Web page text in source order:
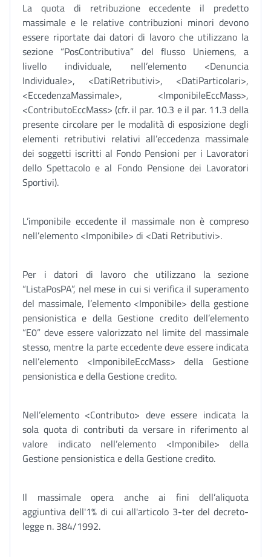
La quota di retribuzione eccedente il predetto
massimale e le relative contribuzioni minori devono
essere riportate dai datori di lavoro che utilizzano la
sezione “PosContributiva” del flusso Uniemens, a
livello individuale, nell’elemento <Denuncia
Individuale>, <DatiRetributivi>, <DatiParticolari>,
<EccedenzaMassimale>, <ImponibileEccMass>,
<ContributoEccMass> (cfr. il par. 10.3 e il par. 11.3 della
presente circolare per le modalità di esposizione degli
elementi retributivi relativi all’eccedenza massimale
dei soggetti iscritti al Fondo Pensioni per i Lavoratori
dello Spettacolo e al Fondo Pensione dei Lavoratori
Sportivi).
L’imponibile eccedente il massimale non è compreso
nell’elemento <Imponibile> di <Dati Retributivi>.
Per i datori di lavoro che utilizzano la sezione
“ListaPosPA”, nel mese in cui si verifica il superamento
del massimale, l’elemento <Imponibile> della gestione
pensionistica e della Gestione credito dell’elemento
“E0” deve essere valorizzato nel limite del massimale
stesso, mentre la parte eccedente deve essere indicata
nell’elemento <ImponibileEccMass> della Gestione
pensionistica e della Gestione credito.
Nell’elemento <Contributo> deve essere indicata la
sola quota di contributi da versare in riferimento al
valore indicato nell’elemento <Imponibile> della
Gestione pensionistica e della Gestione credito.
Il massimale opera anche ai fini dell’aliquota
aggiuntiva dell'1% di cui all'articolo 3-ter del decreto-
legge n. 384/1992.